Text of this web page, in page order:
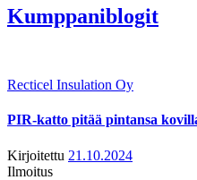
Kumppaniblogit
Recticel Insulation Oy
PIR-katto pitää pintansa
Kirjoitettu 21.10.2024
Ilmoitus